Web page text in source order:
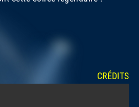
CRÉDITS